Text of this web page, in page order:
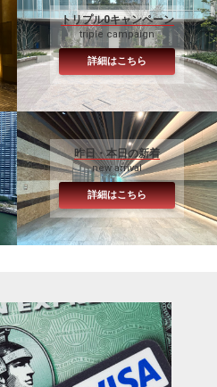
トリプル0キャンペーン
triple campaign
詳細はこちら
昨日・本日の新着
new arrival
詳細はこちら